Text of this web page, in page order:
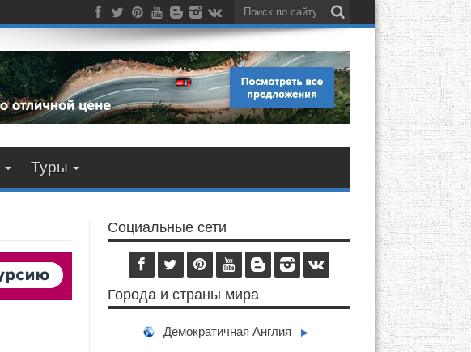
Туры
Социальные сети
Города и страны мира
Демократичная Англия ►